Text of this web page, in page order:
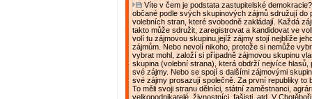
Víte v čem je podstata zastupitelské
občané podle svých skupinových zájmů sdružují do
volebních stran, které svobodně zakládají. Každá
takto může sdružit, zaregistrovat a kandidovat ve
volí tu zájmovou skupinu,jejíž zájmy stojí nejblíže
zájmům. Nebo nevolí nikoho, protože si nemůže
vybrat mohl, založí si případně zájmovou skupinu
skupina (volební strana), která obdrží nejvíce hlasů,
své zájmy. Nebo se spojí s dalšími zájmovými
své zájmy prosazují společně. Za první republiky to
To měli svoji stranu dělníci, státní zaměstnanci,
velkopodnikatelé, živnostníci, fašisti, atd. V